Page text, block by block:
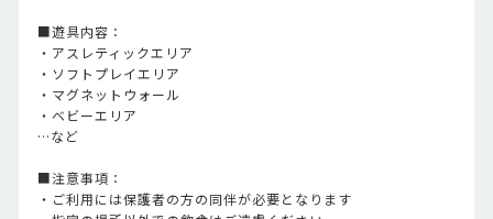
■遊具内容：
・アスレティックエリア
・ソフトプレイエリア
・マグネットウォール
・ベビーエリア
…など
■注意事項：
・ご利用には保護者の方の同伴が必要となります